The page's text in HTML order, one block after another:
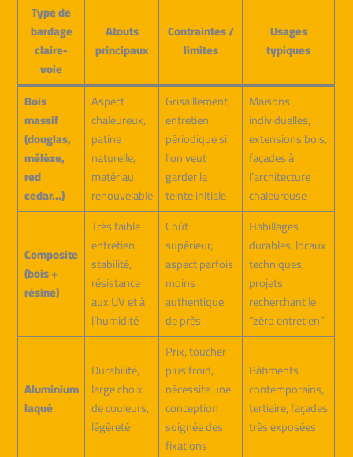
Type de
bardage
claire-
voie
Atouts
principaux
Contraintes /
limites
Usages
typiques
Bois
massif
(douglas,
mélèze,
red
cedar…)
Aspect
chaleureux,
patine
naturelle,
matériau
renouvelable
Grisaillement,
entretien
périodique si
l’on veut
garder la
teinte initiale
Maisons
individuelles,
extensions bois,
façades à
l’architecture
chaleureuse
Composite
(bois +
résine)
Très faible
entretien,
stabilité,
résistance
aux UV et à
l’humidité
Coût
supérieur,
aspect parfois
moins
authentique
de près
Habillages
durables, locaux
techniques,
projets
recherchant le
“zéro entretien”
Aluminium
laqué
Durabilité,
large choix
de couleurs,
légèreté
Prix, toucher
plus froid,
nécessite une
conception
soignée des
fixations
Bâtiments
contemporains,
tertiaire, façades
très exposées